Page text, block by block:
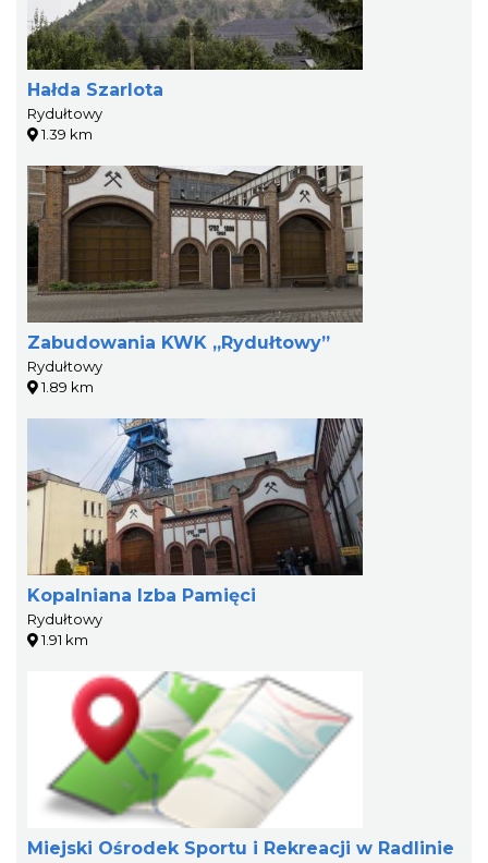
Hałda Szarlota
Rydułtowy
1.39 km
Zabudowania KWK „Rydułtowy”
Rydułtowy
1.89 km
Kopalniana Izba Pamięci
Rydułtowy
1.91 km
Miejski Ośrodek Sportu i Rekreacji w Radlinie